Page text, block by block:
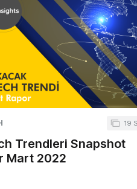
19
Trendleri Snapshot
Mart 2022